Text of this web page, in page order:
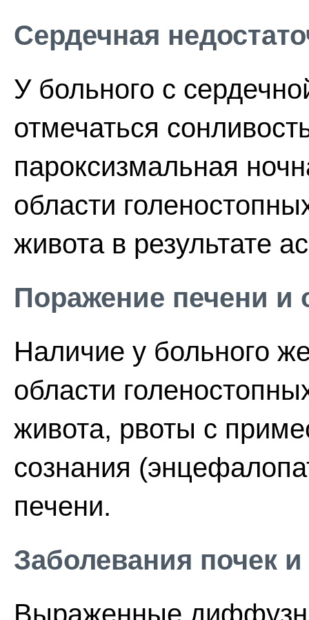
Сердечная
У больного с
отмечаться
пароксизмальная
области
живота в результате
Поражение печени и
Наличие у больного
области
живота, рвоты с
сознания
печени.
Заболевания почек и
Выраженные